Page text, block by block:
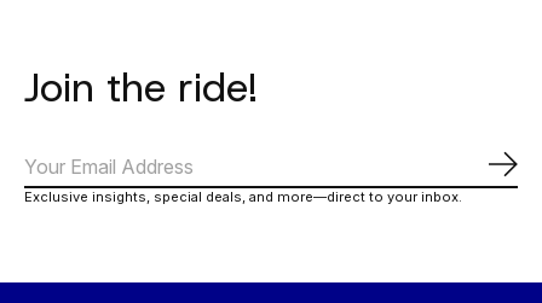
Join the ride!
Exclusive insights, special deals, and more—direct to your inbox.